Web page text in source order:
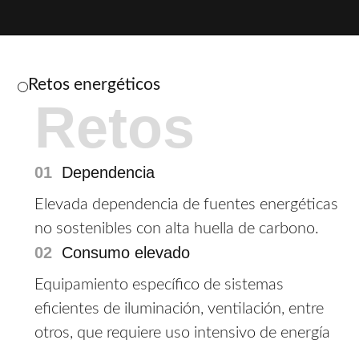
Retos energéticos
Retos
01 Dependencia
Elevada dependencia de fuentes energéticas
no sostenibles con alta huella de carbono.
02 Consumo elevado
Equipamiento específico de sistemas
eficientes de iluminación, ventilación, entre
otros, que requiere uso intensivo de energía